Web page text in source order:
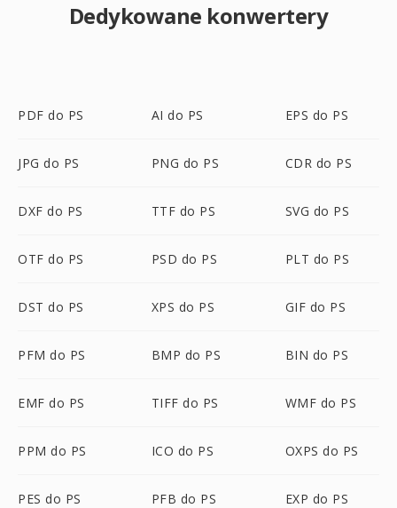
Dedykowane konwertery
PDF do PS AI do PS EPS do PS
JPG do PS PNG do PS CDR do PS
DXF do PS TTF do PS SVG do PS
OTF do PS PSD do PS PLT do PS
DST do PS XPS do PS GIF do PS
PFM do PS BMP do PS BIN do PS
EMF do PS TIFF do PS WMF do PS
PPM do PS ICO do PS OXPS do PS
PES do PS PFB do PS EXP do PS